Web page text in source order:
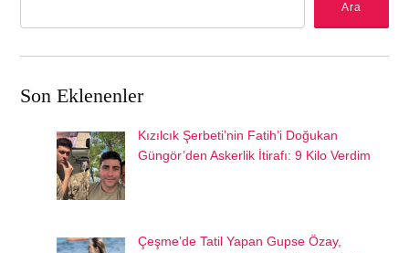
Ara
Son Eklenenler
Kızılcık Şerbeti’nin Fatih’i Doğukan
Güngör’den Askerlik İtirafı: 9 Kilo Verdim
Çeşme’de Tatil Yapan Gupse Özay,